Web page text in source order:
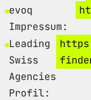
evoq
Impressum:
Leading
Swiss
Agencies
Profil: